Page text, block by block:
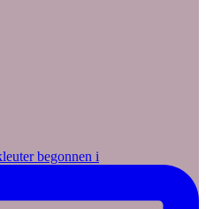
begonnen i